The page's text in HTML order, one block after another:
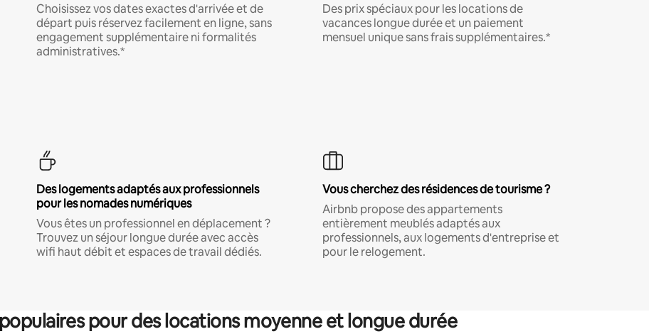
Choisissez vos dates exactes d'arrivée et de
départ puis réservez facilement en ligne, sans
engagement supplémentaire ni formalités
administratives.*
Des prix spéciaux pour les locations de
vacances longue durée et un paiement
mensuel unique sans frais supplémentaires.*
Des logements adaptés aux professionnels
pour les nomades numériques
Vous êtes un professionnel en déplacement ?
Trouvez un séjour longue durée avec accès
wifi haut débit et espaces de travail dédiés.
Vous cherchez des résidences de tourisme ?
Airbnb propose des appartements
entièrement meublés adaptés aux
professionnels, aux logements d'entreprise et
pour le relogement.
pour des locations moyenne et longue durée